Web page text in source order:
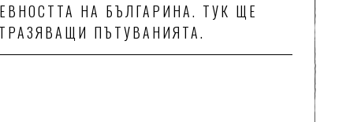
НА БЪЛГАРИНА. ТУК ЩЕ
ПЪТУВАНИЯТА.